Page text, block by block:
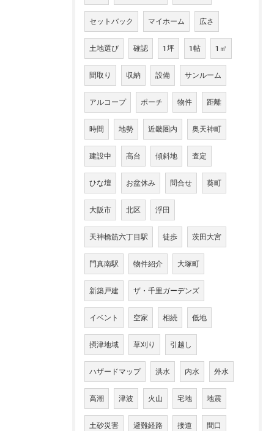
セットバック マイホーム 広さ
土地選び 確認 1坪 1帖 1㎡
間取り 収納 設備 サンルーム
アルコープ ポーチ 物件 距離
時間 地勢 近畿圏内 奥天神町
建設中 高台 傾斜地 査定
ひな壇 お盆休み 問合せ 葵町
大阪市 北区 浮田
天神橋筋六丁目駅 徒歩 茨田大宮
門真南駅 物件紹介 大塚町
新築戸建 ザ・千里ガーデンズ
イベント 空家 相続 低地
摂津地域 草刈り 引越し
ハザードマップ 洪水 内水 外水
高潮 津波 火山 宅地 地震
土砂災害 避難経路 接道 間口